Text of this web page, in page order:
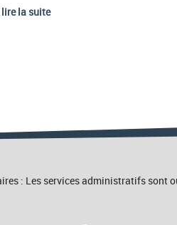
lire la suite
: Les services administratifs sont